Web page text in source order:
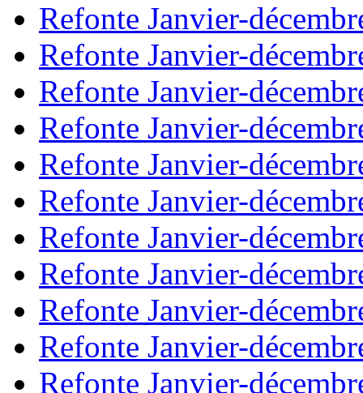
Refonte Janvier-
Refonte Janvier-
Refonte Janvier-
Refonte Janvier-
Refonte Janvier-
Refonte Janvier-
Refonte Janvier-
Refonte Janvier-
Refonte Janvier-
Refonte Janvier-
Refonte Janvier-